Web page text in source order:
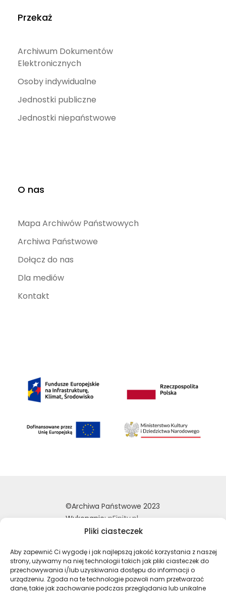
Pliki ciasteczek
Aby zapewnić Ci wygodę i jak najlepszą jakość korzystania z naszej
strony, używamy na niej technologii takich jak pliki ciasteczek do
przechowywania i/lub uzyskiwania dostępu do informacji o
urządzeniu. Zgoda na te technologie pozwoli nam przetwarzać
dane, takie jak zachowanie podczas przeglądania lub unikalne
Przekaż
Archiwum Dokumentów
Elektronicznych
Osoby indywidualne
Jednostki publiczne
Jednostki niepaństwowe
O nas
Mapa Archiwów Państwowych
Archiwa Państwowe
Dołącz do nas
Dla mediów
Kontakt
©Archiwa Państwowe 2023
Wykonanie:nFinity.pl
Polityka prywatności
Mapa strony